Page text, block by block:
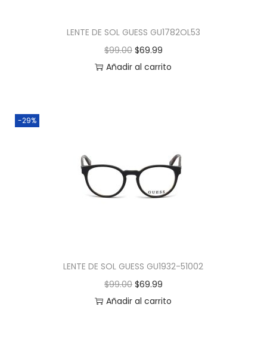
LENTE DE SOL GUESS GU1782OL53
$99.00 $69.99
Añadir al carrito
-29%
LENTE DE SOL GUESS GU1932-51002
$99.00 $69.99
Añadir al carrito